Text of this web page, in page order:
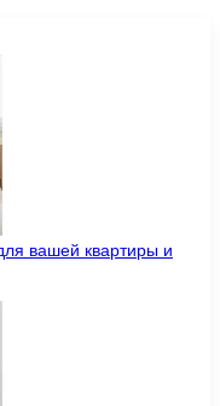
вашей квартиры и